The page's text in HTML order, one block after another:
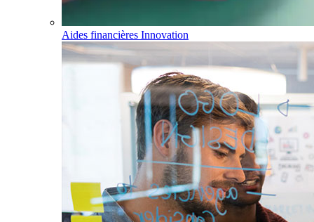
Aides financières Innovation